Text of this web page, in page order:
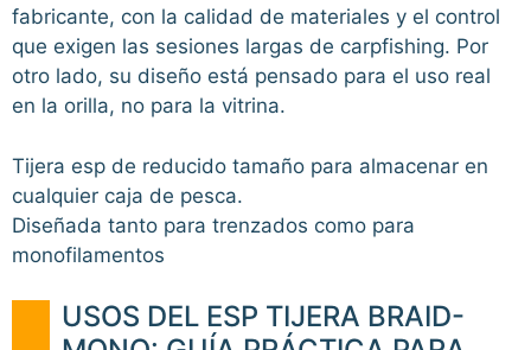
fabricante, con la calidad de materiales y el control
que exigen las sesiones largas de carpfishing. Por
otro lado, su diseño está pensado para el uso real
en la orilla, no para la vitrina.
Tijera esp de reducido tamaño para almacenar en
cualquier caja de pesca.
Diseñada tanto para trenzados como para
monofilamentos
USOS DEL ESP TIJERA BRAID-